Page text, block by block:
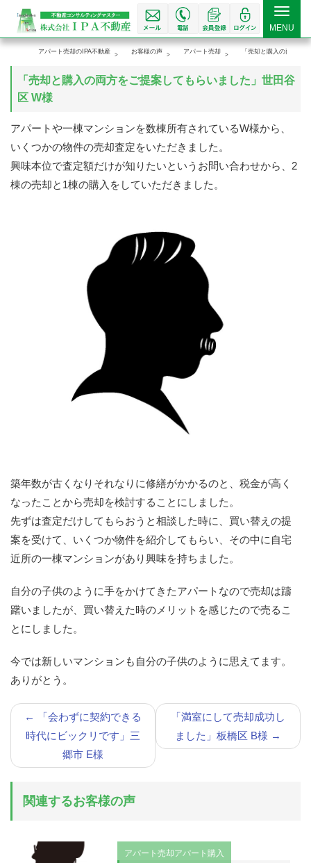
Toggle
MENU
アパート売却のIPA不動産 お客様の声 アパート売却 「売却と購入の両方を
「売却と購入の両方をご提案してもらいました」世田谷
区 W様
アパートや一棟マンションを数棟所有されているW様から、
いくつかの物件の売却査定をいただきました。
興味本位で査定額だけが知りたいというお問い合わせから、2
棟の売却と1棟の購入をしていただきました。
築年数が古くなりそれなりに修繕がかかるのと、税金が高く
なったことから売却を検討することにしました。
先ずは査定だけしてもらおうと相談した時に、買い替えの提
案を受けて、いくつか物件を紹介してもらい、その中に自宅
近所の一棟マンションがあり興味を持ちました。
自分の子供のように手をかけてきたアパートなので売却は躊
躇いましたが、買い替えた時のメリットを感じたので売るこ
とにしました。
今では新しいマンションも自分の子供のように思えてます。
ありがとう。
←
「会わずに契約できる
時代にビックリです」三
郷市 E様
「満室にして売却成功し
ました」板橋区 B様 →
関連するお客様の声
アパート売却アパート購入